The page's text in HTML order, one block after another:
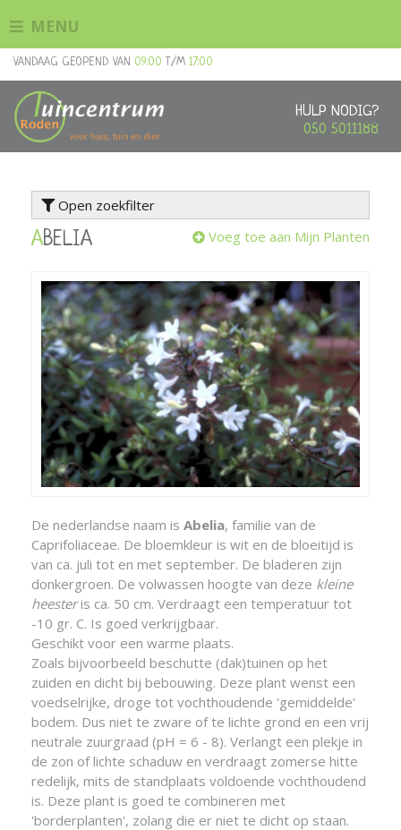
n
HULP NODIG?
050 5011188
VANDAAG GEOPEND VAN 09:00 T/M 17:00
MENU
Open zoekfilter
ABELIA Voeg toe aan Mijn Planten
De nederlandse naam is Abelia, familie van de
Caprifoliaceae. De bloemkleur is wit en de bloeitijd is
van ca. juli tot en met september. De bladeren zijn
donkergroen. De volwassen hoogte van deze kleine
heesteris ca. 50 cm. Verdraagt een temperatuur tot
-10 gr. C. Is goed verkrijgbaar.
Geschikt voor een warme plaats.
Zoals bijvoorbeeld beschutte (dak)tuinen op het
zuiden en dicht bij bebouwing. Deze plant wenst een
voedselrijke, droge tot vochthoudende 'gemiddelde'
bodem. Dus niet te zware of te lichte grond en een vrij
neutrale zuurgraad (pH = 6 - 8). Verlangt een plekje in
de zon of lichte schaduw en verdraagt zomerse hitte
redelijk, mits de standplaats voldoende vochthoudend
is. Deze plant is goed te combineren met
'borderplanten', zolang die er niet te dicht op staan.